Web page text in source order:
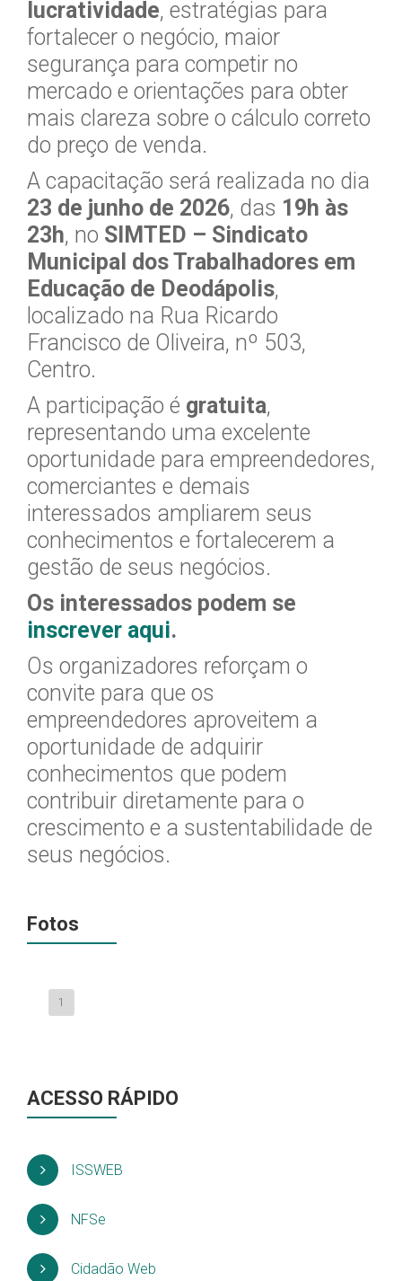
lucratividade, estratégias para
fortalecer o negócio, maior
segurança para competir no
mercado e orientações para obter
mais clareza sobre o cálculo correto
do preço de venda.
A capacitação será realizada no dia
23 de junho de 2026, das 19h às
23h, no SIMTED – Sindicato
Municipal dos Trabalhadores em
Educação de Deodápolis,
localizado na Rua Ricardo
Francisco de Oliveira, nº 503,
Centro.
A participação é gratuita,
representando uma excelente
oportunidade para empreendedores,
comerciantes e demais
interessados ampliarem seus
conhecimentos e fortalecerem a
gestão de seus negócios.
Os interessados podem se
inscrever aqui.
Os organizadores reforçam o
convite para que os
empreendedores aproveitem a
oportunidade de adquirir
conhecimentos que podem
contribuir diretamente para o
crescimento e a sustentabilidade de
seus negócios.
Fotos
1
ACESSO RÁPIDO
ISSWEB
NFSe
Cidadão Web